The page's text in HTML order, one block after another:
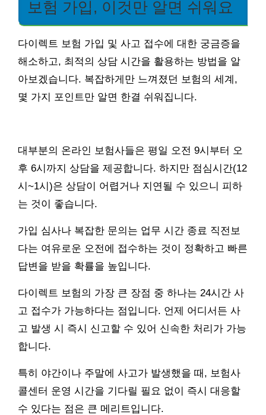
보험 가입, 이것만 알면 쉬워요
다이렉트 보험 가입 및 사고 접수에 대한 궁금증을
해소하고, 최적의 상담 시간을 활용하는 방법을 알
아보겠습니다. 복잡하게만 느껴졌던 보험의 세계,
몇 가지 포인트만 알면 한결 쉬워집니다.
대부분의 온라인 보험사들은 평일 오전 9시부터 오
후 6시까지 상담을 제공합니다. 하지만 점심시간(12
시~1시)은 상담이 어렵거나 지연될 수 있으니 피하
는 것이 좋습니다.
가입 심사나 복잡한 문의는 업무 시간 종료 직전보
다는 여유로운 오전에 접수하는 것이 정확하고 빠른
답변을 받을 확률을 높입니다.
다이렉트 보험의 가장 큰 장점 중 하나는 24시간 사
고 접수가 가능하다는 점입니다. 언제 어디서든 사
고 발생 시 즉시 신고할 수 있어 신속한 처리가 가능
합니다.
특히 야간이나 주말에 사고가 발생했을 때, 보험사
콜센터 운영 시간을 기다릴 필요 없이 즉시 대응할
수 있다는 점은 큰 메리트입니다.